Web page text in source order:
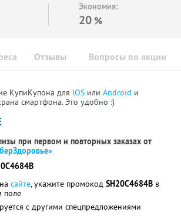
Экономия:
20 %
Отзывы Вопросы по акции
КупиКупона для IOS или Android и
смартфона. Это удобно :)
при первом и повторных заказах от
сайте, укажите промокод SH20C4684B в
поле
с другими спецпредложениями